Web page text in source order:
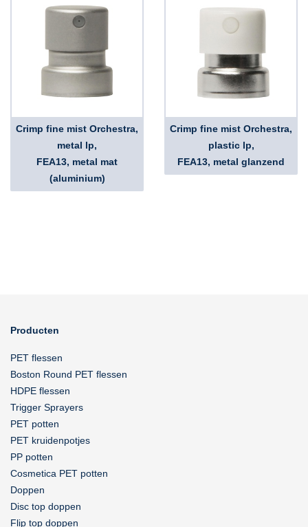
Crimp fine mist Orchestra,
metal lp,
FEA13, metal mat
(aluminium)
Crimp fine mist Orchestra,
plastic lp,
FEA13, metal glanzend
Producten
PET flessen
Boston Round PET flessen
HDPE flessen
Trigger Sprayers
PET potten
PET kruidenpotjes
PP potten
Cosmetica PET potten
Doppen
Disc top doppen
Flip top doppen